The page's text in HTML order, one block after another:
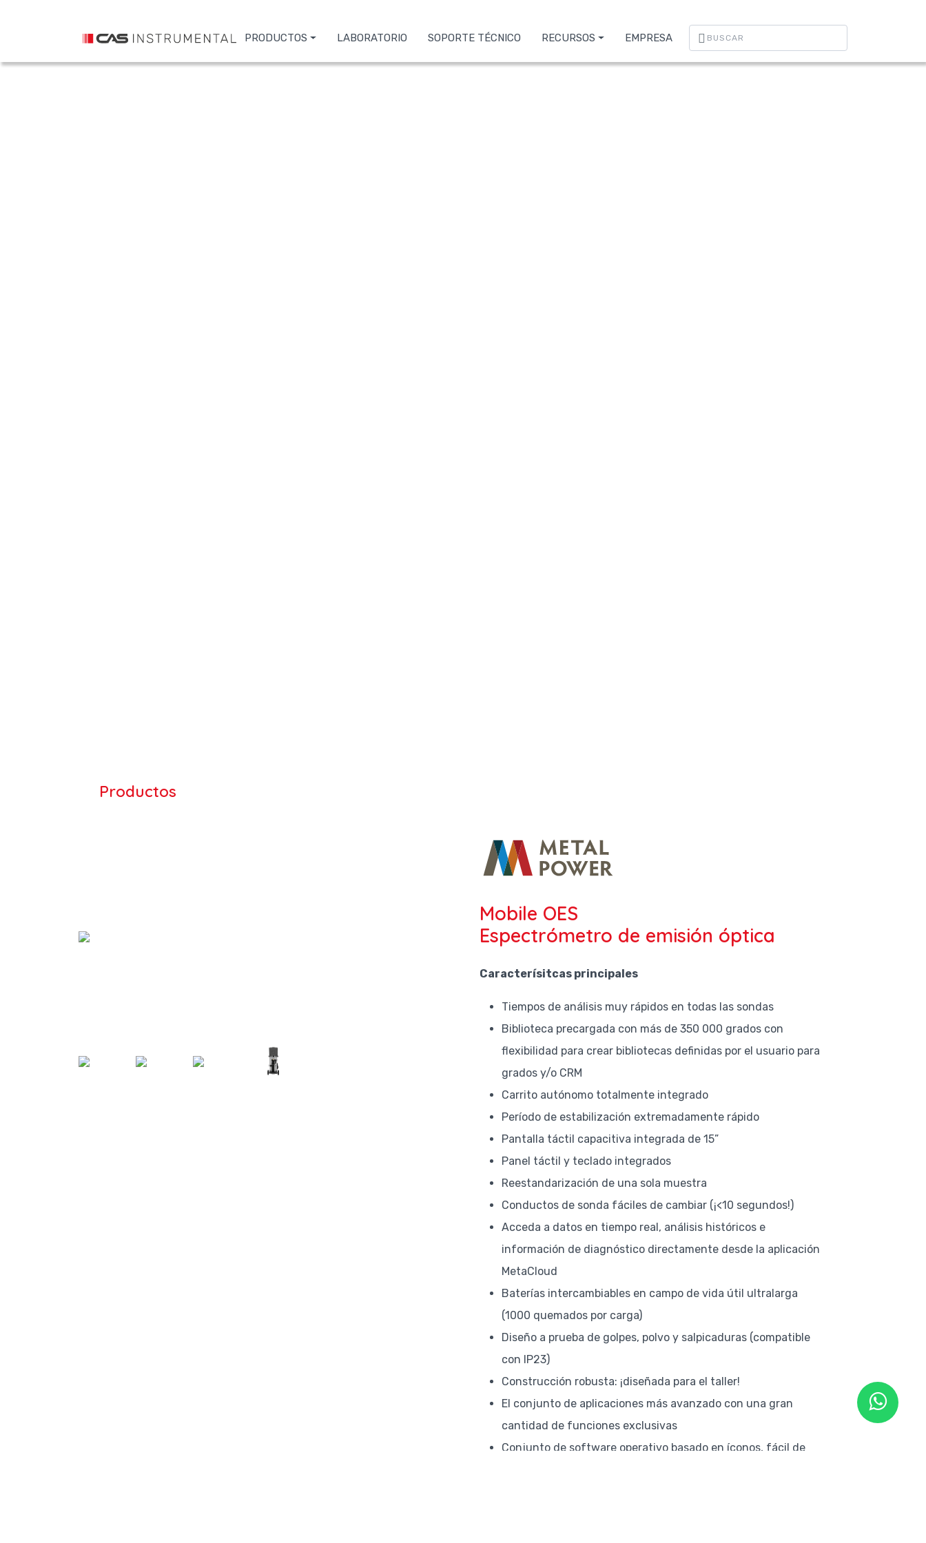
PRODUCTOS LABORATORIO SOPORTE TÉCNICO RECURSOS EMPRESA
Productos
Mobile OES
Espectrómetro de emisión óptica
Caracterísitcas principales
Tiempos de análisis muy rápidos en todas las sondas
Biblioteca precargada con más de 350 000 grados con
flexibilidad para crear bibliotecas definidas por el usuario para
grados y/o CRM
Carrito autónomo totalmente integrado
Período de estabilización extremadamente rápido
Pantalla táctil capacitiva integrada de 15”
Panel táctil y teclado integrados
Reestandarización de una sola muestra
Conductos de sonda fáciles de cambiar (¡<10 segundos!)
Acceda a datos en tiempo real, análisis históricos e
información de diagnóstico directamente desde la aplicación
MetaCloud
Baterías intercambiables en campo de vida útil ultralarga
(1000 quemados por carga)
Diseño a prueba de golpes, polvo y salpicaduras (compatible
con IP23)
Construcción robusta: ¡diseñada para el taller!
El conjunto de aplicaciones más avanzado con una gran
cantidad de funciones exclusivas
Conjunto de software operativo basado en íconos, fácil de